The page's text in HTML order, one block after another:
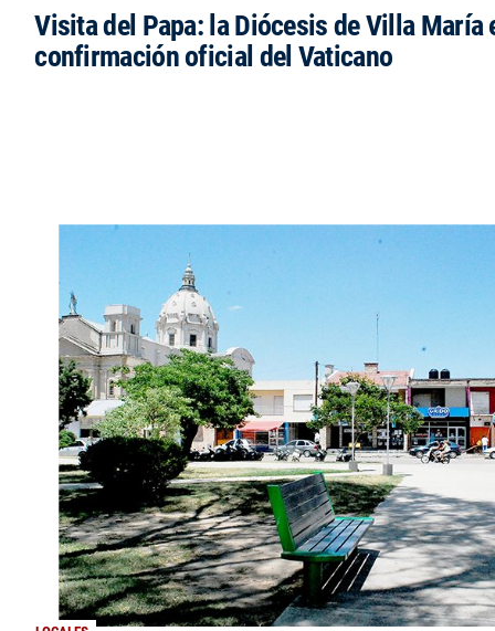
Visita del Papa: la Diócesis de Villa María
confirmación oficial del Vaticano